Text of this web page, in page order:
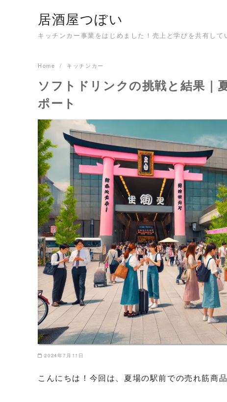
居酒屋つぼい
キッチンカー事業をはじめました！売上と学びを共有して
Home キッチンカー
ソフトドリンクの挑戦と結果｜
ポート
2024年7月11日
こんにちは！今回は、夏場の駅前での売れ筋商